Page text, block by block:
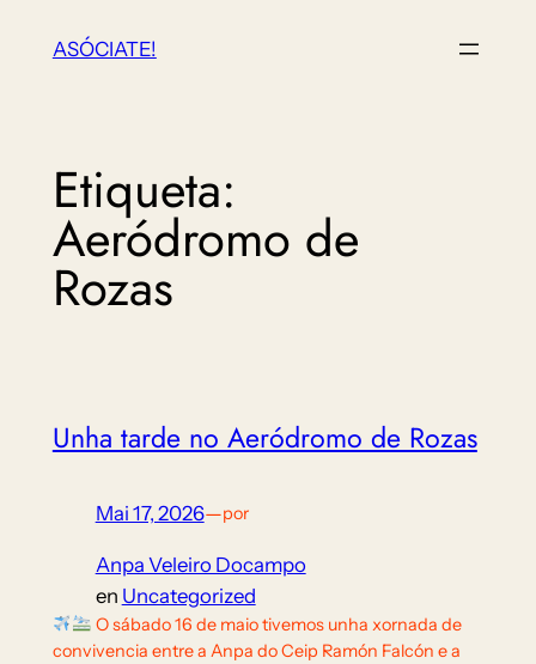
ASÓCIATE!
Etiqueta:
Aeródromo de
Rozas
Unha tarde no Aeródromo de Rozas
Mai 17, 2026—por
Anpa Veleiro Docampo
en Uncategorized
O sábado 16 de maio tivemos unha xornada de
convivencia entre a Anpa do Ceip Ramón Falcón e a